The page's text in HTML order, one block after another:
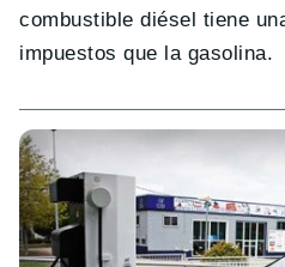
combustible diésel tiene
impuestos que la gasolina.